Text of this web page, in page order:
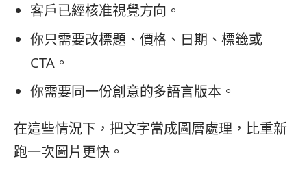
客戶已經核准視覺方向。
你只需要改標題、價格、日期、標籤或
CTA。
你需要同一份創意的多語言版本。
在這些情況下，把文字當成圖層處理，比重新
跑一次圖片更快。